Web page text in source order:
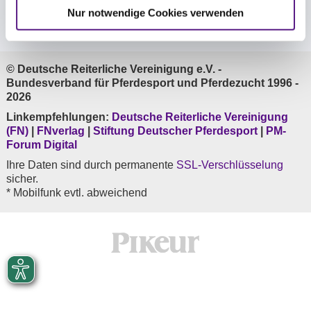
Nur notwendige Cookies verwenden
Folge uns
© Deutsche Reiterliche Vereinigung e.V. -
Bundesverband für Pferdesport und Pferdezucht 1996 -
2026
Linkempfehlungen: Deutsche Reiterliche Vereinigung
(FN)
FNverlag Stiftung Deutscher Pferdesport
PM-
Forum Digital
Ihre Daten sind durch permanente SSL-Verschlüsselung
sicher.
* Mobilfunk evtl. abweichend